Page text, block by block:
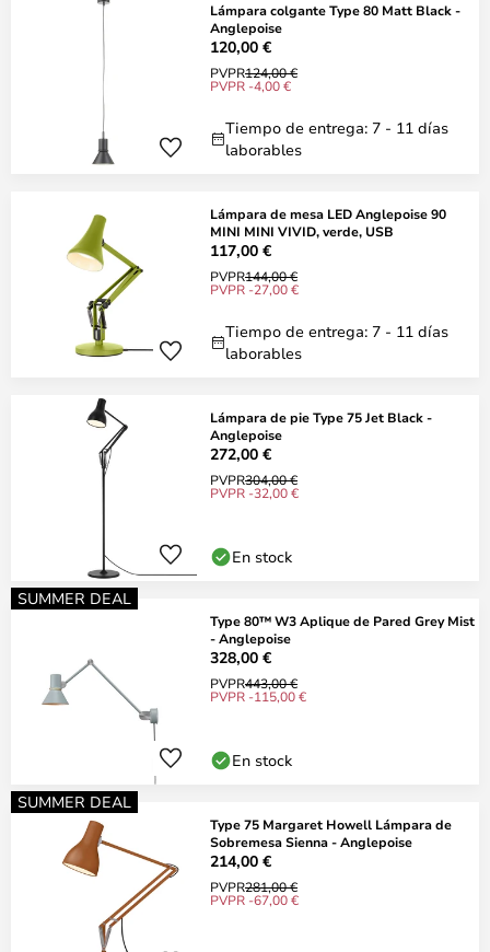
Lámpara colgante Type 80 Matt Black -
Anglepoise
120,00 €
PVPR124,00 €
PVPR -4,00 €
Tiempo de entrega: 7 - 11 días
laborables
Lámpara de mesa LED Anglepoise 90
MINI MINI VIVID, verde, USB
117,00 €
PVPR144,00 €
PVPR -27,00 €
Tiempo de entrega: 7 - 11 días
laborables
Lámpara de pie Type 75 Jet Black -
Anglepoise
272,00 €
PVPR304,00 €
PVPR -32,00 €
En stock
SUMMER DEAL
Type 80™ W3 Aplique de Pared Grey Mist
- Anglepoise
328,00 €
PVPR443,00 €
PVPR -115,00 €
En stock
SUMMER DEAL
Type 75 Margaret Howell Lámpara de
Sobremesa Sienna - Anglepoise
214,00 €
PVPR281,00 €
PVPR -67,00 €